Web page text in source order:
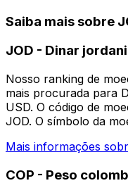
Saiba mais sobre
JOD - Dinar
Nosso ranking de
mais procurada para
USD. O código de
JOD. O símbolo da
Mais informações
COP - Peso